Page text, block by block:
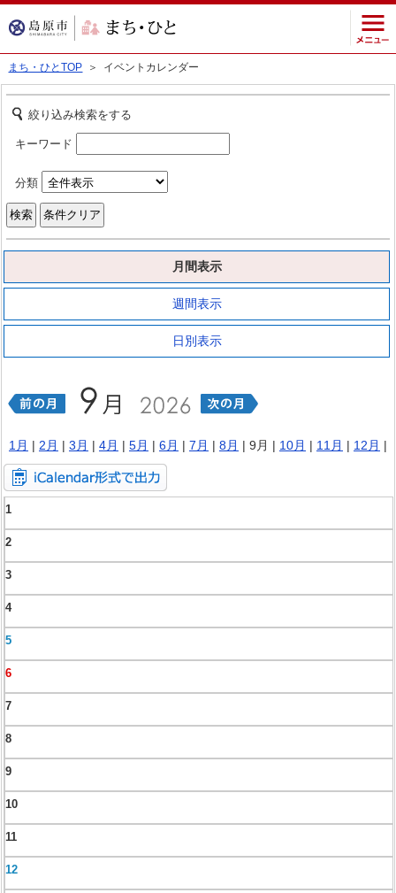
まち・ひとTOP ＞ イベントカレンダー
絞り込み検索をする
キーワード
分類
月間表示
週間表示
日別表示
1月 | 2月 | 3月 | 4月 | 5月 | 6月 | 7月 | 8月 | 9月 | 10月 | 11月 | 12月 |
1
2
3
4
5
6
7
8
9
10
11
12